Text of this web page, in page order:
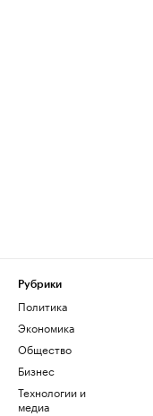
Рубрики
Политика
Экономика
Общество
Бизнес
Технологии и
медиа